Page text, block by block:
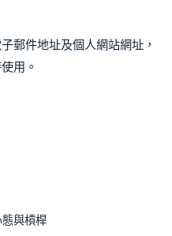
郵件地址及個人網站網址，
用。
與槓桿